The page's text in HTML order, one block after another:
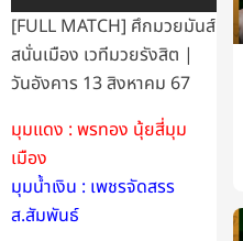
[FULL MATCH] ศึกมวยมันส์
สนั่นเมือง เวทีมวยรังสิต |
วันอังคาร 13 สิงหาคม 67
มุมแดง : พรทอง นุ้ยสี่มุม
เมือง
มุมน้ำเงิน : เพชรจัดสรร
ส.สัมพันธ์